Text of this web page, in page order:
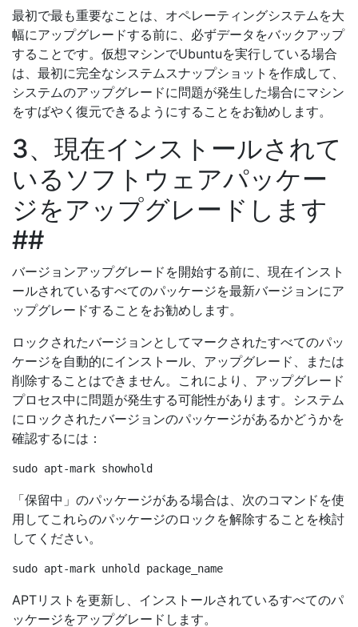
最初で最も重要なことは、オペレーティングシステムを大
幅にアップグレードする前に、必ずデータをバックアップ
することです。仮想マシンでUbuntuを実行している場合
は、最初に完全なシステムスナップショットを作成して、
システムのアップグレードに問題が発生した場合にマシン
をすばやく復元できるようにすることをお勧めします。
3、現在インストールされて
いるソフトウェアパッケー
ジをアップグレードします
##
バージョンアップグレードを開始する前に、現在インスト
ールされているすべてのパッケージを最新バージョンにア
ップグレードすることをお勧めします。
ロックされたバージョンとしてマークされたすべてのパッ
ケージを自動的にインストール、アップグレード、または
削除することはできません。これにより、アップグレード
プロセス中に問題が発生する可能性があります。システム
にロックされたバージョンのパッケージがあるかどうかを
確認するには：
「保留中」のパッケージがある場合は、次のコマンドを使
用してこれらのパッケージのロックを解除することを検討
してください。
APTリストを更新し、インストールされているすべてのパ
ッケージをアップグレードします。